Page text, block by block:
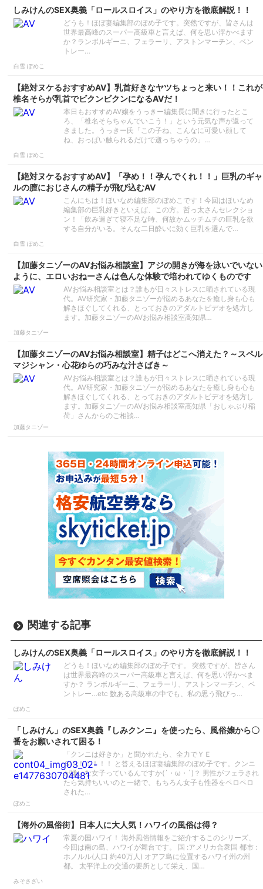
しみけんのSEX奥義「ロールスロイス」のやり方を徹底解説！！
どうも！ほぼ妻編集部のぽめ子です。突然ですが、皆さんは
世界最高峰のスーパー高級車と言えば、何を思い浮かべます
か？ランボルギーニ、フェラーリ、アストンマーチン、ベン
トレー…
白雪 ぽめこ
【絶対ヌケるおすすめAV】乳首好きなヤツちょっと来い！！これが
椎名そらが乳首でビクンビクンになるAVだ！
本日もおすすめAV嬢をうっきー編集長に聞きに行ったとこ
ろ、「椎名そらちゃんでいこう！」という元気な声が返って
きました。うっきー氏「この子ね、こんなに可愛い顔して
ね、おっぱい触られるだけで逝っちゃうの」…
白雪 ぽめこ
【絶対ヌケるおすすめAV】「孕め！！孕んでくれ！！」巨乳のギャ
ルの膣におじさんの精子が飛び込むAV
こんにちは！ほいなめ編集部のぽめこです！今回はほいなめ
編集部の巨乳好きといえば、この方。哲っ太さんセレクショ
ン！「飲み過ぎて寝不足な時、何故かムッチムチの巨乳を欲
する自分がいる。そんな二日酔いに効く巨乳を選んで…
白雪 ぽめこ
【加藤タニゾーのAVお悩み相談室】アジの開きが海を泳いでいない
ように、エロいおねーさんは色んな体験で培われてゆくものです
AVお悩み相談室とは？誰もが日々ストレスに晒されている現
代。AV研究家・加藤タニゾーが悩めるあなたを癒し身も心も
解きほぐしてくれる、とっておきのアダルトビデオを処方し
ます。加藤タニゾーのAVお悩み相談室高知県…
加藤タニゾー
【加藤タニゾーのAVお悩み相談室】精子はどこへ消えた？～スペル
マジシャン・心花ゆらの巧みな汁さばき～
AVお悩み相談室とは？誰もが日々ストレスに晒されている現
代。AV研究家・加藤タニゾーが悩めるあなたを癒し身も心も
解きほぐしてくれる、とっておきのアダルトビデオを処方し
ます。加藤タニゾーのAVお悩み相談室高知県「おしゃぶり稲
荷」さんからのご相談…
加藤タニゾー
関連する記事
しみけんのSEX奥義「ロールスロイス」のやり方を徹底解説！！
どうも！ほいなめ編集部のぽめ子です。 突然ですが、皆さん
は世界最高峰のスーパー高級車と言えば、何を思い浮かべま
すか？ ランボルギーニ、フェラーリ、アストンマーチン、ベ
ントレー…etc 数ある高級車の中でも、私の思う飛びっ…
ぽめこ
「しみけん」のSEX奥義『しみクンニ』を使ったら、風俗嬢から〇
番をお願いされて困る！
「クンニは好きか」と聞かれたら、全力でＹＥ
Ｓ！！！！！！ と答えるほぼ妻編集部のぽめ子です。クンニ
が嫌いな女子っているんですか(´・ω・`)？ 男性がフェラされ
たら気持ちいいのと一緒で、もちろん女子も性器をペロペロ
された…
ぽめこ
【海外の風俗街】日本人に大人気！ハワイの風俗は得？
常夏の国ハワイ！ 海外風俗情報をご紹介するこのシリーズ、
今回は南の島、ハワイが舞台です。 国 :アメリカ合衆国 都市 :
ホノルル(人口 約40万人) オアフ島に位置するハワイ州の州
都。 太平洋上の交通の要所として栄え、国…
みそさざい